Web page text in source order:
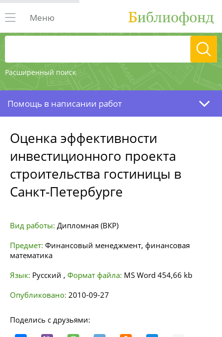
Расширенный поиск
Меню
Помощь в написании работ
Оценка эффективности
инвестиционного проекта
строительства гостиницы в
Санкт-Петербурге
Вид работы: Дипломная (ВКР)
Предмет: Финансовый менеджмент, финансовая
математика
Язык: Русский , Формат файла: MS Word 454,66 kb
Опубликовано: 2010-09-27
Поделись с друзьями: